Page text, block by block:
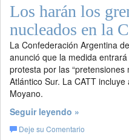
Los harán los
nucleados en la
La Confederación Argentina
anunció que la medida
protesta por las
Atlántico Sur. La CATT
Moyano.
Seguir leyendo »
Deje su Comentario